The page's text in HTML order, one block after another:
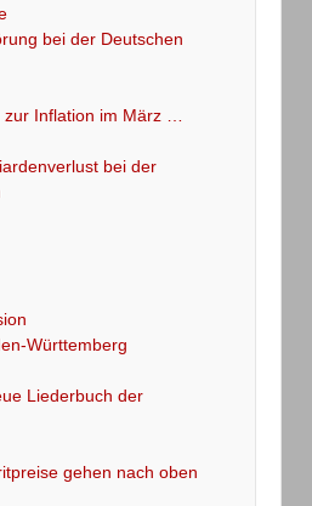
bei der Deutschen
Inflation im März …
bei der
Württemberg
Liederbuch der
gehen nach oben